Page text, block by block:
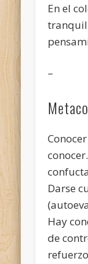
En el
–
Darse
Hay
de